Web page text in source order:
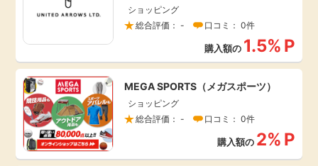
ショッピング
総合評価： -
口コミ： 0件
購入額の 1.5% P
MEGA SPORTS（メガスポーツ）
ショッピング
総合評価： -
口コミ： 0件
購入額の 2% P